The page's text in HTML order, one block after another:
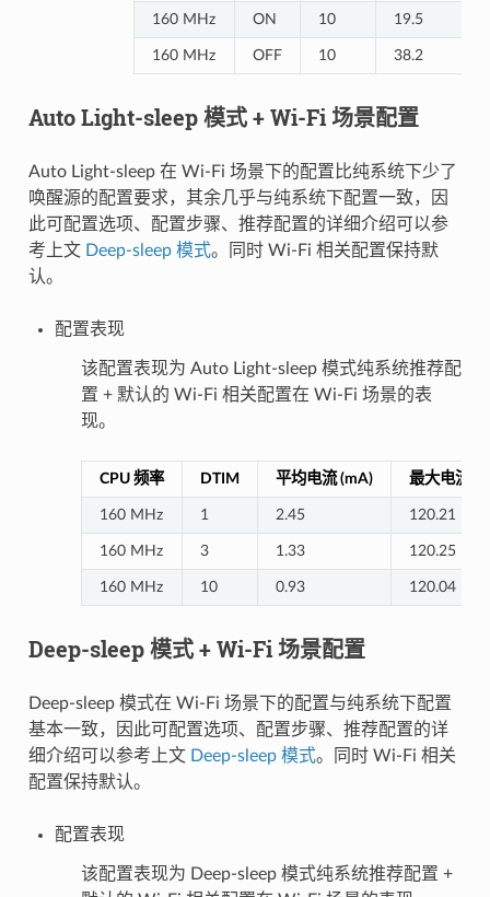
160 MHz ON 10 19.5
160 MHz OFF 10 38.2
Auto Light-sleep 模式 + Wi-Fi 场景配置
Auto Light-sleep 在 Wi-Fi 场景下的配置比纯系统下少了
唤醒源的配置要求，其余几乎与纯系统下配置一致，因
此可配置选项、配置步骤、推荐配置的详细介绍可以参
考上文 Deep-sleep 模式。同时 Wi-Fi 相关配置保持默
认。
配置表现
该配置表现为 Auto Light-sleep 模式纯系统推荐配
置 + 默认的 Wi-Fi 相关配置在 Wi-Fi 场景的表
现。
CPU 频率 DTIM 平均电流 (mA) 最大电流
160 MHz 1 2.45 120.21
160 MHz 3 1.33 120.25
160 MHz 10 0.93 120.04
Deep-sleep 模式 + Wi-Fi 场景配置
Deep-sleep 模式在 Wi-Fi 场景下的配置与纯系统下配置
基本一致，因此可配置选项、配置步骤、推荐配置的详
细介绍可以参考上文 Deep-sleep 模式。同时 Wi-Fi 相关
配置保持默认。
配置表现
该配置表现为 Deep-sleep 模式纯系统推荐配置 +